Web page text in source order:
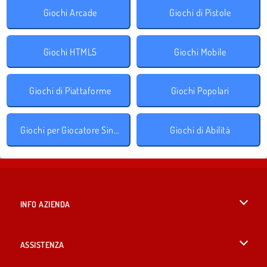
Giochi Arcade Giochi di Pistole
Giochi HTML5 Giochi Mobile
Giochi di Piattaforme Giochi Popolari
Giochi per Giocatore Singolo Giochi di Abilità
INFO AZIENDA
ASSISTENZA